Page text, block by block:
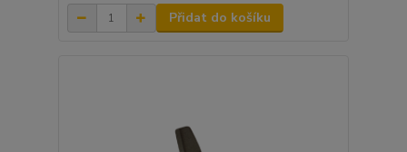
Přidat do košíku